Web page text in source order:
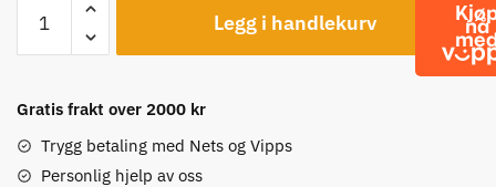
Creek
110
IS52/40/H1
Styrelager
Legg i handlekurv
Gratis frakt over 2000 kr
Trygg betaling med Nets og Vipps
Personlig hjelp av oss